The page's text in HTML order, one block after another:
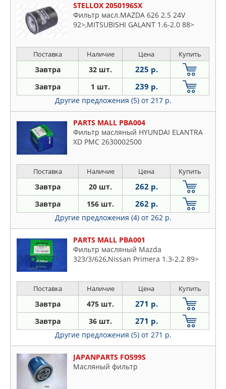
STELLOX 2050196SX
Фильтр масл.MAZDA 626 2.5 24V
92>,MITSUBISHI GALANT 1.6-2.0 88>
Поставка Наличие Цена Купить
Завтра 32 шт. 225 р.
Завтра 1 шт. 239 р.
Другие предложения (5) от 217 р.
PARTS MALL PBA004
Фильтр масляный HYUNDAI ELANTRA
XD PMC 2630002500
Поставка Наличие Цена Купить
Завтра 20 шт. 262 р.
Завтра 156 шт. 262 р.
Другие предложения (4) от 262 р.
PARTS MALL PBA001
Фильтр масляный Mazda
323/3/626,Nissan Primera 1.3-2.2 89>
Поставка Наличие Цена Купить
Завтра 475 шт. 271 р.
Завтра 36 шт. 271 р.
Другие предложения (5) от 271 р.
JAPANPARTS FO599S
Масляный фильтр